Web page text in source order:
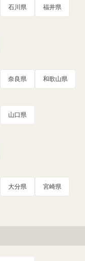
石川県 福井県
奈良県 和歌山県
山口県
大分県 宮崎県